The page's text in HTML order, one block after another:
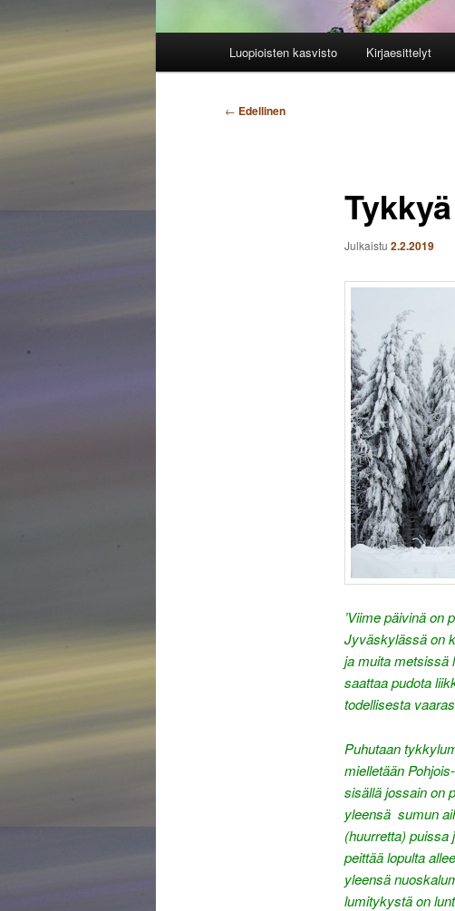
Luopioisten kasvisto Kirjaesittelyt
Artikkelien
← Edellinen
Tykkyä
Julkaistu 2.2.2019
’Viime päivinä on
Jyväskylässä on
ja muita metsissä
saattaa pudota
todellisesta
Puhutaan
mielletään
sisällä jossain on
yleensä sumun
(huurretta) puissa
peittää lopulta
yleensä
lumitykystä on